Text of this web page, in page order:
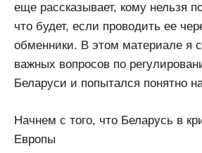
еще рассказывает, кому нельзя
что будет, если проводить ее
обменники. В этом материале я
важных вопросов по
Беларуси и попытался понятно
Начнем с того, что Беларусь в
Европы